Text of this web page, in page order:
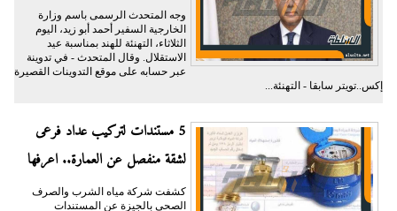
وجه المتحدث الرسمى باسم وزارة
الخارجية السفير أحمد أبو زيد، اليوم
الثلاثاء، التهنئة للهند بمناسبة عيد
الاستقلال. وقال المتحدث - في تدوينة
عبر حسابه على موقع التدوينات القصيرة
إكس..تويتر سابقا - التهنئة...
5 مستندات لتركيب عداد فرعى
لشقة منفصل عن العمارة.. اعرفها
كشفت شركة مياه الشرب والصرف
الصحي بالجيزة عن المستندات